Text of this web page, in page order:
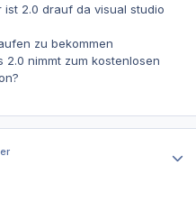
ist 2.0 drauf da visual studio
zu bekommen
nimmt zum kostenlosen